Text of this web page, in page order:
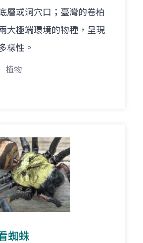
層或洞穴口；臺灣的卷柏
大極端環境的物種，呈現
樣性。
植物
蜘蛛